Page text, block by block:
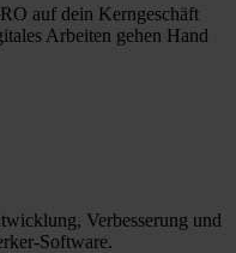
auf dein Kerngeschäft
Arbeiten gehen Hand
Verbesserung und
Software.